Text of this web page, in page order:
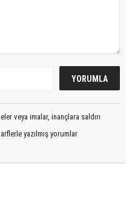
veya imalar, inançlara saldırı
yazılmış yorumlar